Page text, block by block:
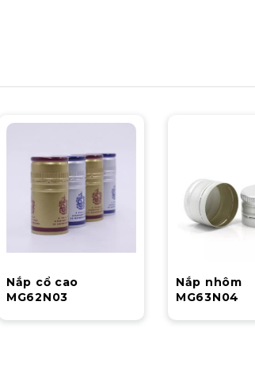
Nắp cổ cao
MG62N03
Nắp nhôm
MG63N04